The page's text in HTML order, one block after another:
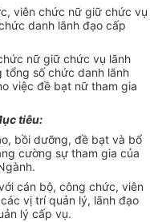
viên chức nữ giữ chức vụ
danh lãnh đạo cấp
nữ giữ chức vụ lãnh
tổng số chức danh lãnh
việc đề bạt nữ tham gia
tiêu:
bồi dưỡng, đề bạt và bổ
cường sự tham gia của
cán bộ, công chức, viên
vị trí quản lý, lãnh đạo
lý cấp vụ.